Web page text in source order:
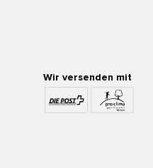
Wir versenden mit